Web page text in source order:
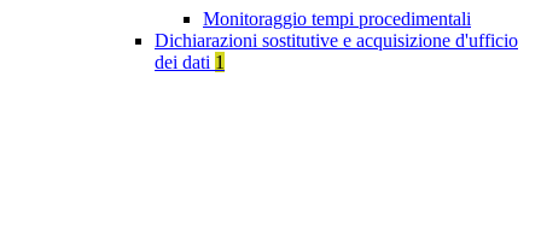
Monitoraggio tempi procedimentali
Dichiarazioni sostitutive e acquisizione d'ufficio
dei dati 1